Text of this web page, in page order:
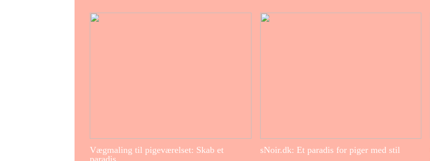
Vægmaling til pigeværelset: Skab et
paradis
sNoir.dk: Et paradis for piger med stil